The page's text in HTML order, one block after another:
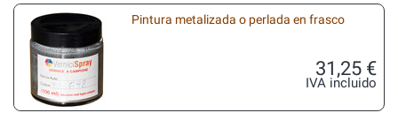
Pintura metalizada o perlada en frasco
31,25 €
IVA incluido